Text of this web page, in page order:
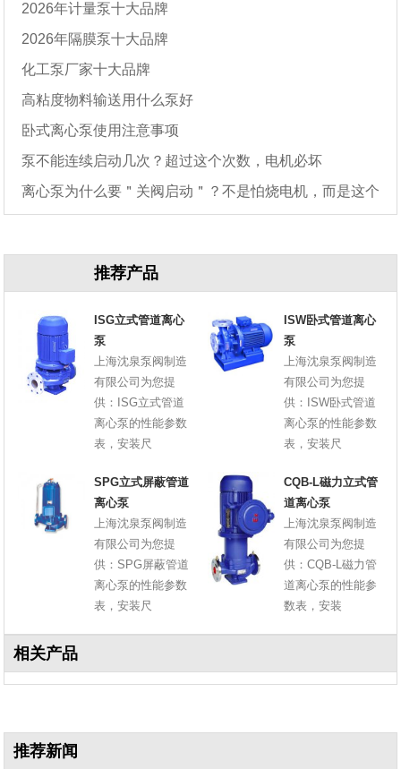
2026年计量泵十大品牌
2026年隔膜泵十大品牌
化工泵厂家十大品牌
高粘度物料输送用什么泵好
卧式离心泵使用注意事项
泵不能连续启动几次？超过这个次数，电机必坏
离心泵为什么要＂关阀启动＂？不是怕烧电机，而是这个
推荐产品
ISG立式管道离心
泵
上海沈泉泵阀制造
有限公司为您提
供：ISG立式管道
离心泵的性能参数
表，安装尺
ISW卧式管道离心
泵
上海沈泉泵阀制造
有限公司为您提
供：ISW卧式管道
离心泵的性能参数
表，安装尺
SPG立式屏蔽管道
离心泵
上海沈泉泵阀制造
有限公司为您提
供：SPG屏蔽管道
离心泵的性能参数
表，安装尺
CQB-L磁力立式管
道离心泵
上海沈泉泵阀制造
有限公司为您提
供：CQB-L磁力管
道离心泵的性能参
数表，安装
相关产品
推荐新闻